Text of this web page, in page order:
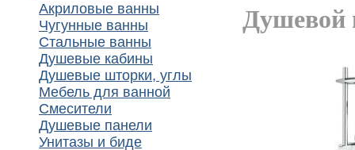
Акриловые ванны
Чугунные ванны
Стальные ванны
Душевые кабины
Душевые шторки, углы
Мебель для ванной
Смесители
Душевые панели
Унитазы и биде
Душевой